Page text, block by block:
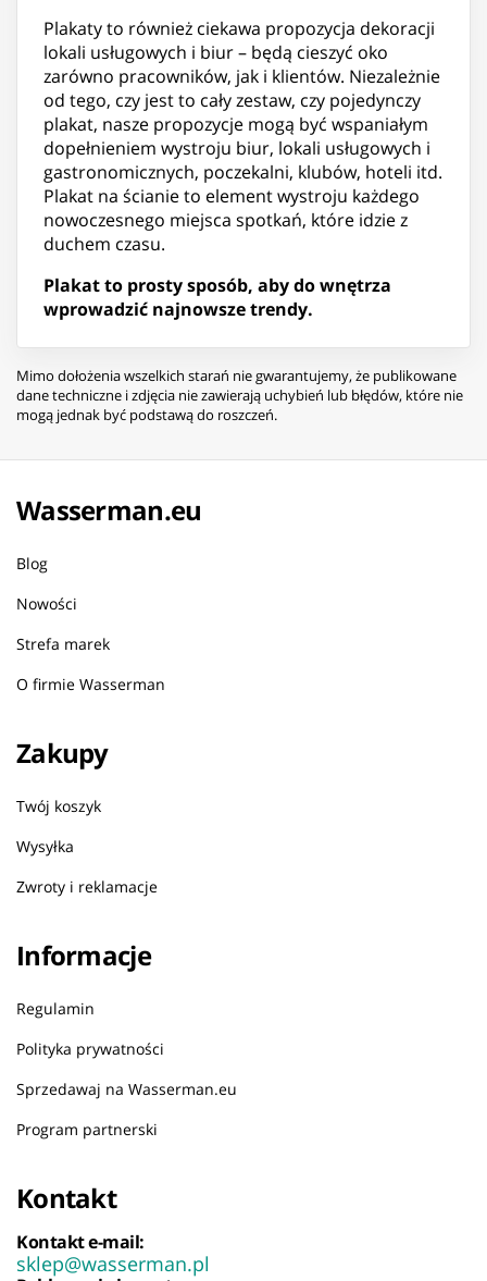
Plakaty to również ciekawa propozycja dekoracji
lokali usługowych i biur – będą cieszyć oko
zarówno pracowników, jak i klientów. Niezależnie
od tego, czy jest to cały zestaw, czy pojedynczy
plakat, nasze propozycje mogą być wspaniałym
dopełnieniem wystroju biur, lokali usługowych i
gastronomicznych, poczekalni, klubów, hoteli itd.
Plakat na ścianie to element wystroju każdego
nowoczesnego miejsca spotkań, które idzie z
duchem czasu.
Plakat to prosty sposób, aby do wnętrza
wprowadzić najnowsze trendy.
Mimo dołożenia wszelkich starań nie gwarantujemy, że publikowane
dane techniczne i zdjęcia nie zawierają uchybień lub błędów, które nie
mogą jednak być podstawą do roszczeń.
Wasserman.eu
Blog
Nowości
Strefa marek
O firmie Wasserman
Zakupy
Twój koszyk
Wysyłka
Zwroty i reklamacje
Informacje
Regulamin
Polityka prywatności
Sprzedawaj na Wasserman.eu
Program partnerski
Kontakt
Kontakt e-mail:
sklep@wasserman.pl